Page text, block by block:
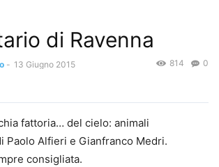
di Ravenna
- 13 Giugno 2015 0
814
fattoria… del cielo: animali
Paolo Alfieri e Gianfranco Medri.
consigliata.